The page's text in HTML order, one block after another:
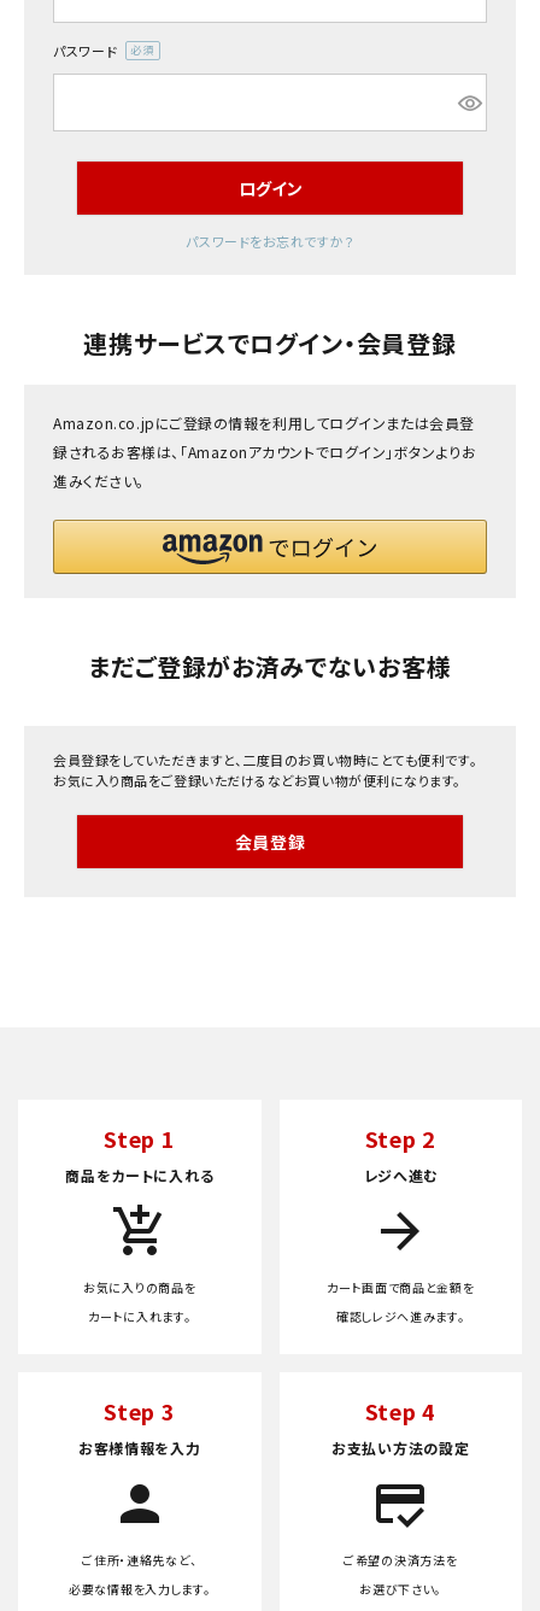
レバーハンドルのみ交換
暗証番号錠
ACCOUNT MENU
ようこそ ゲスト 様
person 会員登録
パスワード
(必
ログイン
パスワードをお忘れですか？
連携サービスでログイン・会員登録
Amazon.co.jpにご登録の情報を利用してログインまたは会員登
録されるお客様は、「Amazonアカウントでログイン」ボタンよりお
進みください。
まだご登録がお済みでないお客様
会員登録をしていただきますと、二度目のお買い物時にとても便利です。
お気に入り商品をご登録いただけるなどお買い物が便利になります。
会員登録
Step 1
商品をカートに入れる
add_shopping_cart
お気に入りの商品を
カートに入れます。
Step 2
レジへ進む
arrow_forward
カート画面で商品と金額を
確認しレジへ進みます。
Step 3
お客様情報を入力
person
ご住所・連絡先など、
必要な情報を入力します。
Step 4
お支払い方法の設定
credit_score
ご希望の決済方法を
お選び下さい。